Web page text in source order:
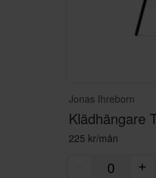
Jonas Ihreborn
Klädhängare
225 kr/mån